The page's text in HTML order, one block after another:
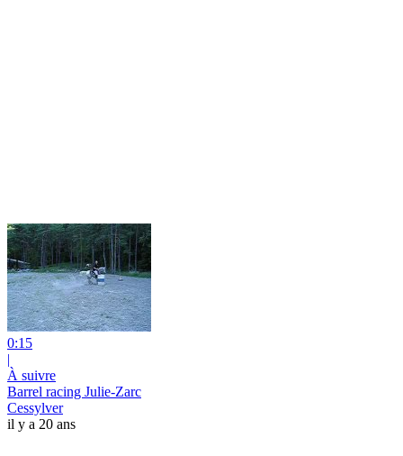
0:15
|
À suivre
Barrel racing Julie-Zarc
Cessylver
il y a 20 ans